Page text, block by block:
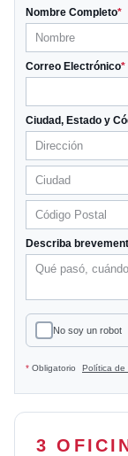
Nombre Completo*
Correo Electrónico*
Ciudad, Estado y
Describa
No soy un robot
* Obligatorio Política de
3